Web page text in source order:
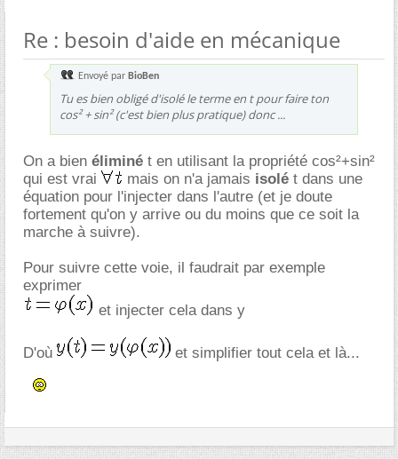
Re : besoin d'aide en mécanique
Envoyé par BioBen
Tu es bien obligé d'isolé le terme en t pour faire ton
cos² + sin² (c'est bien plus pratique) donc ...
On a bien éliminé t en utilisant la propriété cos²+sin²
qui est vrai
mais on n'a jamais isolé t dans une
équation pour l'injecter dans l'autre (et je doute
fortement qu'on y arrive ou du moins que ce soit la
marche à suivre).
Pour suivre cette voie, il faudrait par exemple
exprimer
et injecter cela dans y
D'où et simplifier tout cela et là...